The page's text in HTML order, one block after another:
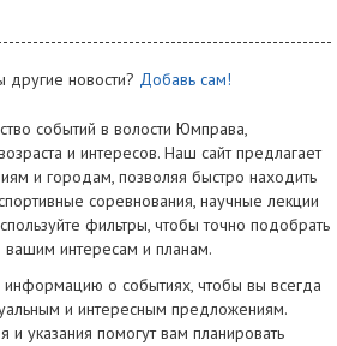
другие новости? Добавь сам!
событий в волости Юмправа,
и интересов. Наш сайт предлагает
и городам, позволяя быстро находить
соревнования, научные лекции
фильтры, чтобы точно подобрать
вашим интересам и планам.
о событиях, чтобы вы всегда
и интересным предложениям.
указания помогут вам планировать